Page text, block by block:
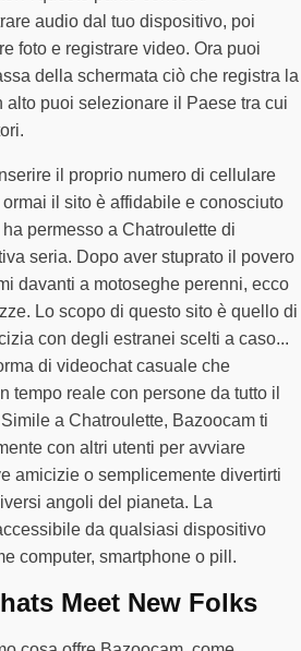
audio dal tuo dispositivo, poi
foto e registrare video. Ora puoi
della schermata ciò che registra la
alto puoi selezionare il Paese tra cui
il proprio numero di cellulare
il sito è affidabile e conosciuto
permesso a Chatroulette di
seria. Dopo aver stuprato il povero
davanti a motoseghe perenni, ecco
Lo scopo di questo sito è quello di
con degli estranei scelti a caso...
di videochat casuale che
tempo reale con persone da tutto il
a Chatroulette, Bazoocam ti
con altri utenti per avviare
amicizie o semplicemente divertirti
angoli del pianeta. La
da qualsiasi dispositivo
computer, smartphone o pill.
Meet New Folks